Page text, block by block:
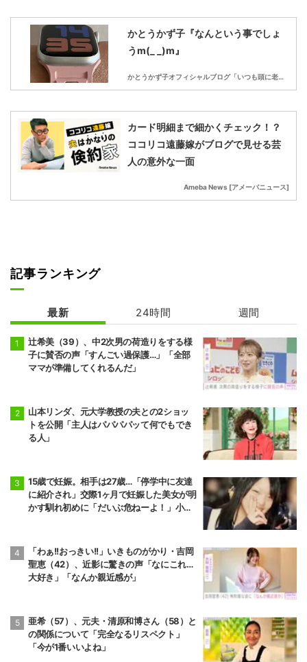
かとうかず子『なんという事でしょ
うm(_ _)m』
かとうかず子オフィシャルブログ「いつも頭に老眼鏡」Powered by Ameba
カード明細まで細かくチェック！？
ココリコ遠藤嫁がブログで見せる芸
人の意外な一面
Ameba News [アメーバニュース]
記事ランキング
最新 24時間 週間
辻希美（39）、中2次男の荷造りをする様
子に賛否の声「すんごい過保護…」「全部
ママが準備してくれるんだ」
山本リンダ、元大学教授の夫との2ショッ
トを公開「主人はパパパパッて何でもでき
る人」
15歳で妊娠。相手は27歳…「停学中に友達
に紹介され」交際1ヶ月で妊娠した美女が明
かす馴れ初めに「だいぶ危ねーよ！」小森
「わぁ!!おっきい!!」いきものがかり・吉岡
聖恵（42）、近影に驚きの声「なにこれ…
大好き」「なんか親近感が」
亜希（57）、元夫・清原和博さん（58）と
の関係について「完全なるリスペクト」
「今が1番いいよね」